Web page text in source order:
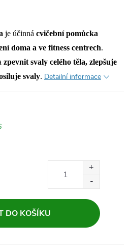
je účinná cvičební pomůcka
doma a ve fitness centrech.
zpevnit svaly celého těla, zlepšuje
svaly. Detailní informace
DO KOŠÍKU